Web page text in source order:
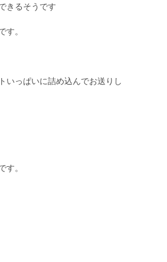
きるそうです
す。
いっぱいに詰め込んでお送りし
す。